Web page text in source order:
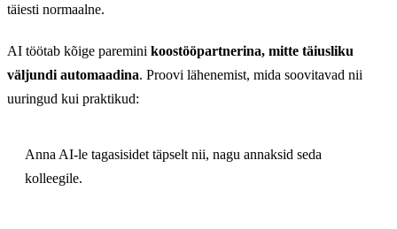
täiesti normaalne.
AI töötab kõige paremini koostööpartnerina, mitte täiusliku
väljundi automaadina. Proovi lähenemist, mida soovitavad nii
uuringud kui praktikud:
Anna AI-le tagasisidet täpselt nii, nagu annaksid seda
kolleegile.